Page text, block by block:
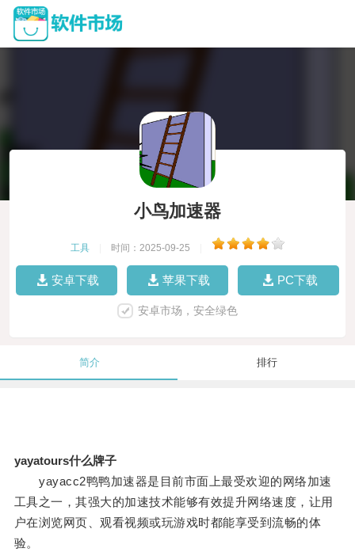
小鸟加速器
工具 时间：2025-09-25
安卓下载 苹果下载 PC下载
安卓市场，安全绿色
简介 排行
yayatours什么牌子
yayacc2鸭鸭加速器是目前市面上最受欢迎的网络加速
工具之一，其强大的加速技术能够有效提升网络速度，让用
户在浏览网页、观看视频或玩游戏时都能享受到流畅的体
验。